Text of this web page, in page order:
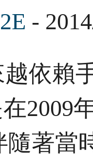
-
依賴
2009
隨著當